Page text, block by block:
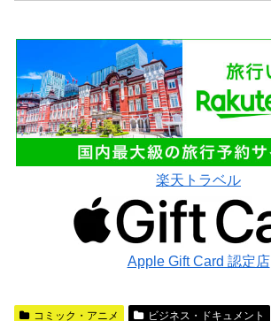
楽天トラベル
Apple Gift Card 認定店
コミック・アニメ ビジネス・ドキュメント